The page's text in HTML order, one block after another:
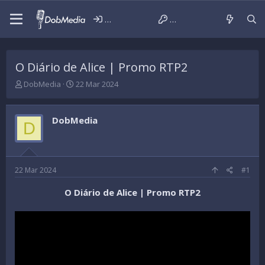
Iniciar sessão Criar conta
O Diário de Alice | Promo RTP2
T
r
e
a
d
t
a
r
r
DobMedia
D
t
a
d
n
c
i
22 Mar 2024
D DobMedia
22 Mar 2024 #1
O Diário de Alice | Promo RTP2